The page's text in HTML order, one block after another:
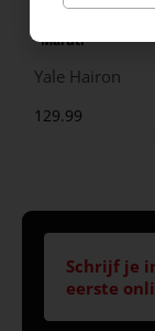
Maruti
Yale Hairon
129.99
Schrijf je
eerste